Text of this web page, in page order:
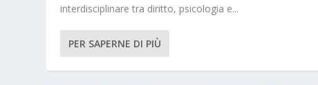
interdisciplinare tra diritto, psicologia e...
PER SAPERNE DI PIÙ